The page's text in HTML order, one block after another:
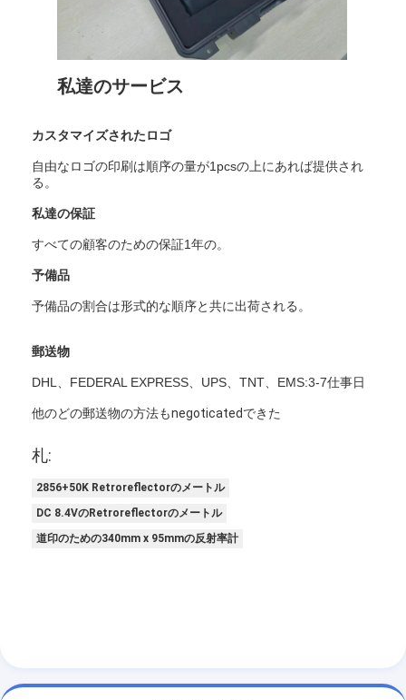
Retroreflectorのメートル
舗装の印Retroreflectometer
レトロの反射メートル
携帯用Retroreflectometer
手持ち型のRetroreflectometer
自転車の反射ステッカー
私達のサービス
カスタマイズされたロゴ
自由なロゴの印刷は順序の量が1pcsの上にあれば提供され
る。
私達の保証
すべての顧客のための保証1年の。
予備品
予備品の割合は形式的な順序と共に出荷される。
郵送物
DHL、FEDERAL EXPRESS、UPS、TNT、EMS:3-7仕事日
他のどの郵送物の方法もnegoticatedできた
札:
2856+50K Retroreflectorのメートル
DC 8.4VのRetroreflectorのメートル
道印のための340mm x 95mmの反射率計